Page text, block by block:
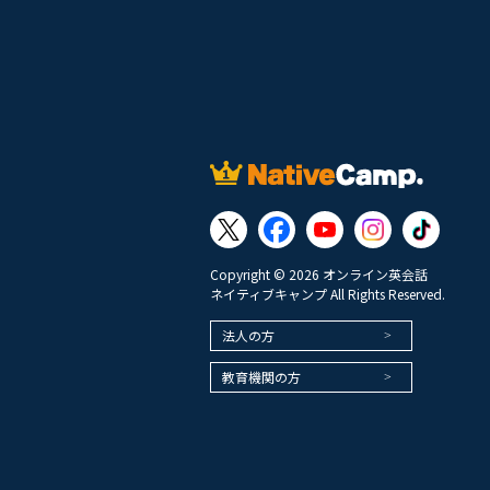
Copyright © 2026 オンライン英会話
ネイティブキャンプ All Rights Reserved.
法人の方
教育機関の方